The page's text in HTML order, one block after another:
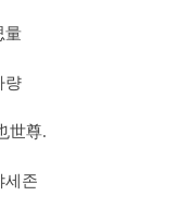
量
량
世尊.
세존